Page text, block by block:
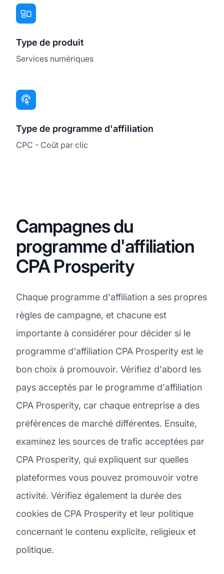
Type de produit
Services numériques
Type de programme d'affiliation
CPC - Coût par clic
Campagnes du
programme d'affiliation
CPA Prosperity
Chaque programme d'affiliation a ses propres
règles de campagne, et chacune est
importante à considérer pour décider si le
programme d'affiliation CPA Prosperity est le
bon choix à promouvoir. Vérifiez d'abord les
pays acceptés par le programme d'affiliation
CPA Prosperity, car chaque entreprise a des
préférences de marché différentes. Ensuite,
examinez les sources de trafic acceptées par
CPA Prosperity, qui expliquent sur quelles
plateformes vous pouvez promouvoir votre
activité. Vérifiez également la durée des
cookies de CPA Prosperity et leur politique
concernant le contenu explicite, religieux et
politique.